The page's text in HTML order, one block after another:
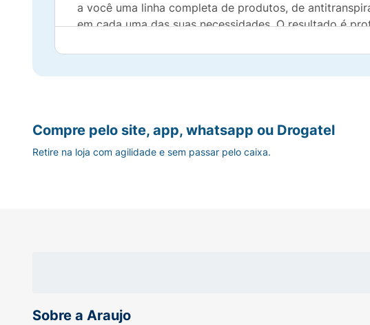
a você uma linha completa de produtos, de
em cada uma das suas necessidades. O resultado é
shampoos, condicionadores e cremes para pentear
definição de força masculina, em que o cuidado com
Sobre a Araujo
Compre pelo site, app, whatsapp ou Drogatel
Retire na loja com agilidade e sem passar pelo caixa.